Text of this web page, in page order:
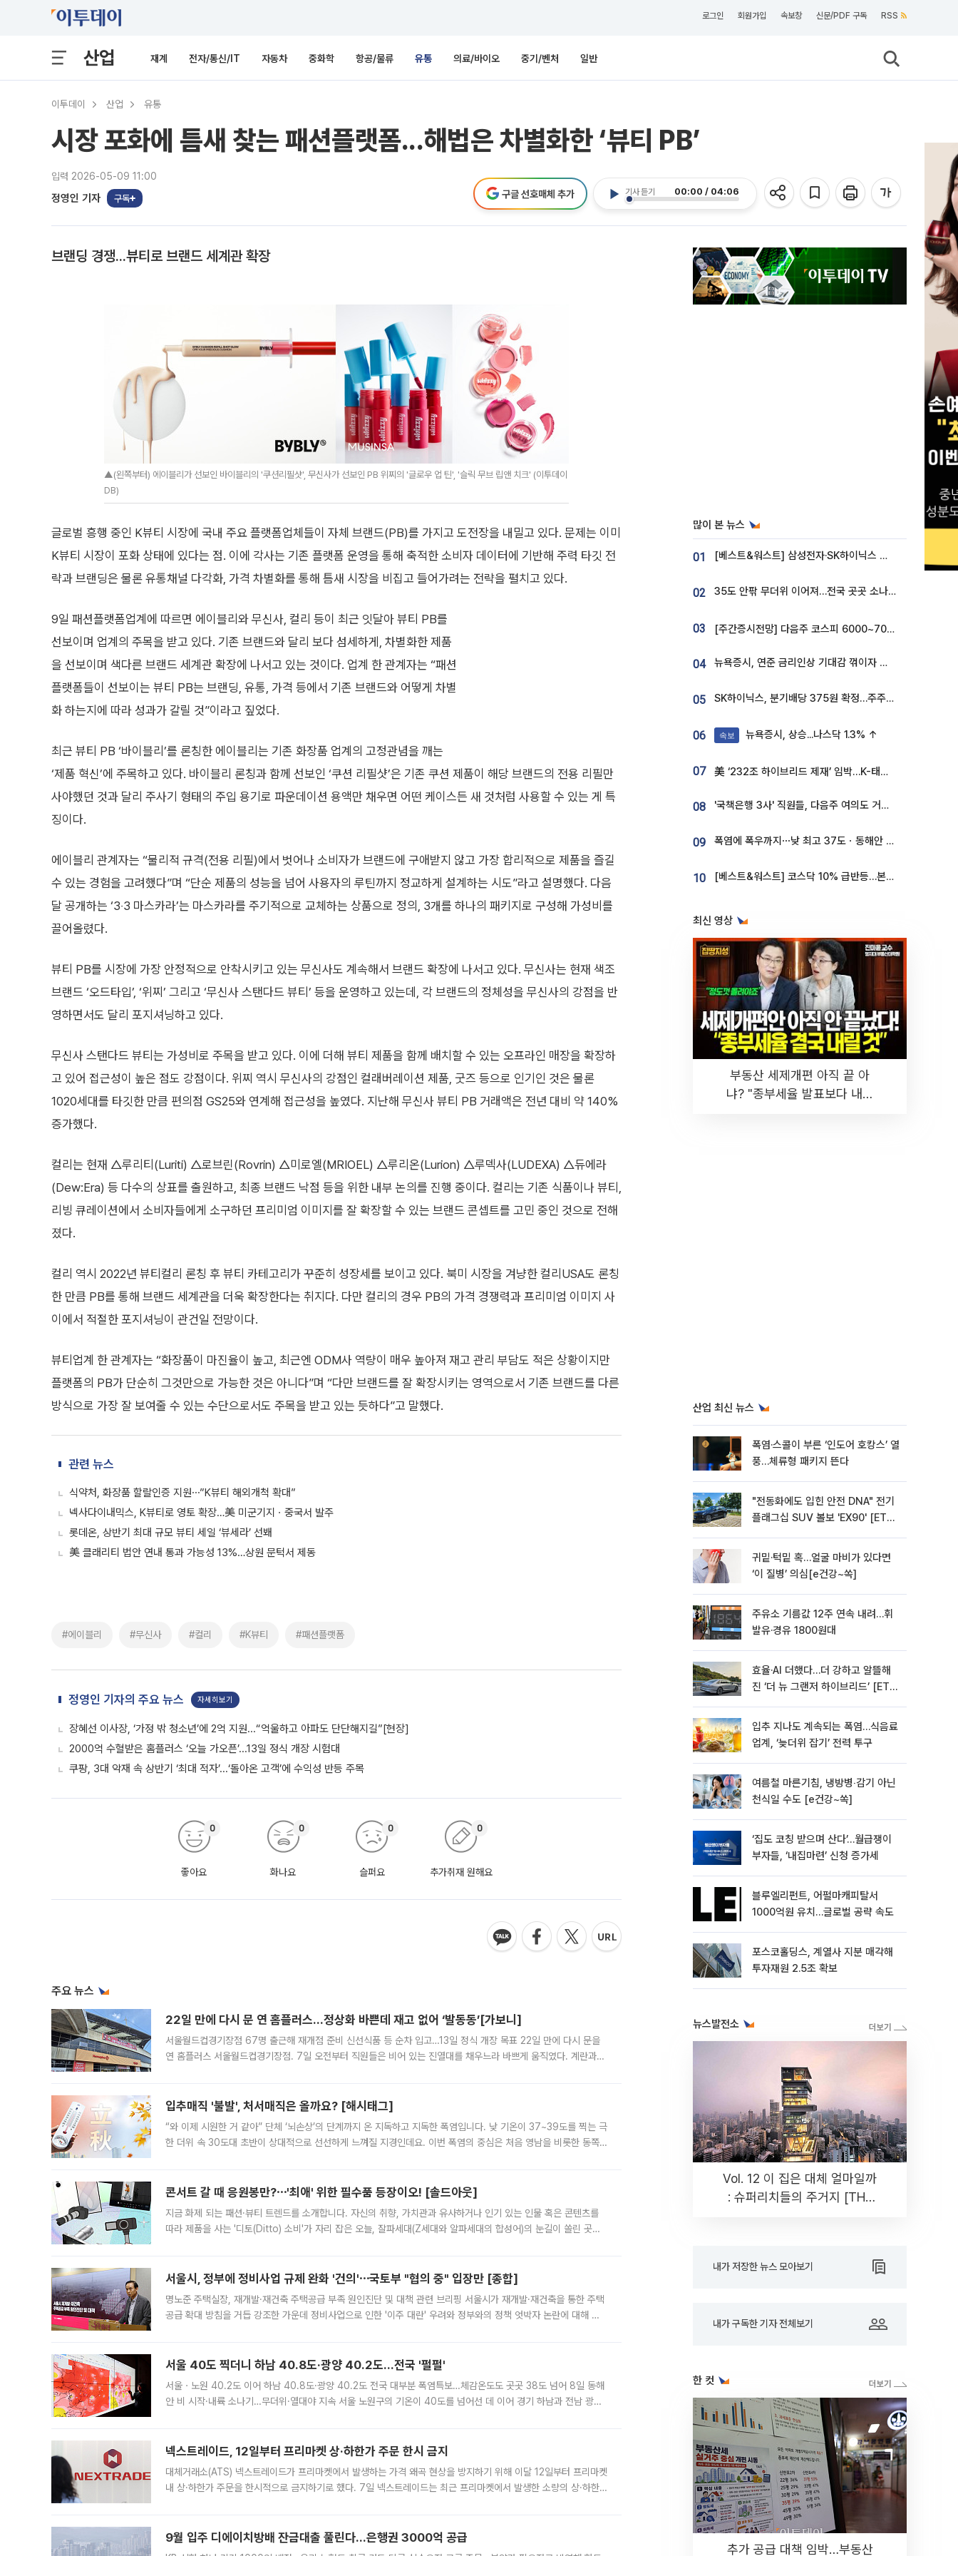
로그인 회원가입 속보창 신문/PDF 구독 RSS
산업 재계 전자/통신/IT 자동차 중화학 항공/물류 유통 의료/바이오 중기/벤처 일반
이투데이 산업 유통
시장 포화에 틈새 찾는 패션플랫폼...해법은 차별화한 ‘뷰티 PB’
입력 2026-05-09 11:00
정영인 기자 구독
기사 듣기 00:00 / 04:06
구글 선호매체 추가
브랜딩 경쟁...뷰티로 브랜드 세계관 확장
▲(왼쪽부터) 에이블리가 선보인 바이블리의 '쿠션리필샷', 무신사가 선보인 PB 위찌의 '글로우 업 틴', '슬릭 무브 립앤 치크' (이투데이
DB)
글로벌 흥행 중인 K뷰티 시장에 국내 주요 플랫폼업체들이 자체 브랜드(PB)를 가지고 도전장을 내밀고 있다. 문제는 이미
K뷰티 시장이 포화 상태에 있다는 점. 이에 각사는 기존 플랫폼 운영을 통해 축적한 소비자 데이터에 기반해 주력 타깃 전
략과 브랜딩은 물론 유통채널 다각화, 가격 차별화를 통해 틈새 시장을 비집고 들어가려는 전략을 펼치고 있다.
9일 패션플랫폼업계에 따르면 에이블리와 무신사, 컬리 등이 최근 잇달아 뷰티 PB를
선보이며 업계의 주목을 받고 있다. 기존 브랜드와 달리 보다 섬세하게, 차별화한 제품
을 선보이며 색다른 브랜드 세계관 확장에 나서고 있는 것이다. 업계 한 관계자는 “패션
플랫폼들이 선보이는 뷰티 PB는 브랜딩, 유통, 가격 등에서 기존 브랜드와 어떻게 차별
화 하는지에 따라 성과가 갈릴 것”이라고 짚었다.
최근 뷰티 PB ‘바이블리’를 론칭한 에이블리는 기존 화장품 업계의 고정관념을 깨는
‘제품 혁신’에 주목하고 있다. 바이블리 론칭과 함께 선보인 ‘쿠션 리필샷’은 기존 쿠션 제품이 해당 브랜드의 전용 리필만
사야했던 것과 달리 주사기 형태의 주입 용기로 파운데이션 용액만 채우면 어떤 케이스든 새 것처럼 사용할 수 있는 게 특
징이다.
에이블리 관계자는 “물리적 규격(전용 리필)에서 벗어나 소비자가 브랜드에 구애받지 않고 가장 합리적으로 제품을 즐길
수 있는 경험을 고려했다”며 “단순 제품의 성능을 넘어 사용자의 루틴까지 정교하게 설계하는 시도”라고 설명했다. 다음
달 공개하는 ‘3‧3 마스카라’는 마스카라를 주기적으로 교체하는 상품으로 정의, 3개를 하나의 패키지로 구성해 가성비를
끌어올렸다.
뷰티 PB를 시장에 가장 안정적으로 안착시키고 있는 무신사도 계속해서 브랜드 확장에 나서고 있다. 무신사는 현재 색조
브랜드 ‘오드타입’, ‘위찌’ 그리고 ‘무신사 스탠다드 뷰티’ 등을 운영하고 있는데, 각 브랜드의 정체성을 무신사의 강점을 반
영하면서도 달리 포지셔닝하고 있다.
무신사 스탠다드 뷰티는 가성비로 주목을 받고 있다. 이에 더해 뷰티 제품을 함께 배치할 수 있는 오프라인 매장을 확장하
고 있어 접근성이 높은 점도 강점이다. 위찌 역시 무신사의 강점인 컬래버레이션 제품, 굿즈 등으로 인기인 것은 물론
1020세대를 타깃한 만큼 편의점 GS25와 연계해 접근성을 높였다. 지난해 무신사 뷰티 PB 거래액은 전년 대비 약 140%
증가했다.
컬리는 현재 △루리티(Luriti) △로브린(Rovrin) △미로엘(MRIOEL) △루리온(Lurion) △루덱사(LUDEXA) △듀에라
(Dew:Era) 등 다수의 상표를 출원하고, 최종 브랜드 낙점 등을 위한 내부 논의를 진행 중이다. 컬리는 기존 식품이나 뷰티,
리빙 큐레이션에서 소비자들에게 소구하던 프리미엄 이미지를 잘 확장할 수 있는 브랜드 콘셉트를 고민 중인 것으로 전해
졌다.
컬리 역시 2022년 뷰티컬리 론칭 후 뷰티 카테고리가 꾸준히 성장세를 보이고 있다. 북미 시장을 겨냥한 컬리USA도 론칭
한 만큼 PB를 통해 브랜드 세계관을 더욱 확장한다는 취지다. 다만 컬리의 경우 PB의 가격 경쟁력과 프리미엄 이미지 사
이에서 적절한 포지셔닝이 관건일 전망이다.
뷰티업계 한 관계자는 “화장품이 마진율이 높고, 최근엔 ODM사 역량이 매우 높아져 재고 관리 부담도 적은 상황이지만
플랫폼의 PB가 단순히 그것만으로 가능한 것은 아니다”며 “다만 브랜드를 잘 확장시키는 영역으로서 기존 브랜드를 다른
방식으로 가장 잘 보여줄 수 있는 수단으로서도 주목을 받고 있는 듯하다”고 말했다.
관련 뉴스
식약처, 화장품 할랄인증 지원⋯”K뷰티 해외개척 확대”
넥사다이내믹스, K뷰티로 영토 확장…美 미군기지ㆍ중국서 발주
롯데온, 상반기 최대 규모 뷰티 세일 ‘뷰세라’ 선봬
美 클래리티 법안 연내 통과 가능성 13%…상원 문턱서 제동
#에이블리 #무신사 #컬리 #K뷰티 #패션플랫폼
정영인 기자의 주요 뉴스 자세히보기
장혜선 이사장, ‘가정 밖 청소년’에 2억 지원...“억울하고 아파도 단단해지길”[현장]
2000억 수혈받은 홈플러스 ‘오늘 가오픈’...13일 정식 개장 시험대
쿠팡, 3대 악재 속 상반기 ‘최대 적자’...‘돌아온 고객’에 수익성 반등 주목
좋아요
0
화나요
0
슬퍼요
0
추가취재 원해요
0
주요 뉴스
22일 만에 다시 문 연 홈플러스…정상화 바쁜데 재고 없어 ‘발동동’[가보니]
서울월드컵경기장점 67명 출근해 재개점 준비 신선식품 등 순차 입고…13일 정식 개장 목표 22일 만에 다시 문을
연 홈플러스 서울월드컵경기장점. 7일 오전부터 직원들은 비어 있는 진열대를 채우느라 바쁘게 움직였다. 계란과
입추매직 '불발', 처서매직은 올까요? [해시태그]
“와 이제 시원한 거 같아” 단체 ‘뇌손상’의 단계까지 온 지독하고 지독한 폭염입니다. 낮 기온이 37~39도를 찍는 극
한 더위 속 30도대 초반이 상대적으로 선선하게 느껴질 지경인데요. 이번 폭염의 중심은 처음 영남을 비롯한 동쪽
콘서트 갈 때 응원봉만?⋯'최애' 위한 필수품 등장이오! [솔드아웃]
지금 화제 되는 패션·뷰티 트렌드를 소개합니다. 자신의 취향, 가치관과 유사하거나 인기 있는 인물 혹은 콘텐츠를
따라 제품을 사는 '디토(Ditto) 소비'가 자리 잡은 오늘, 잘파세대(Z세대와 알파세대의 합성어)의 눈길이 쏠린 곳은
서울시, 정부에 정비사업 규제 완화 '건의'⋯국토부 "협의 중" 입장만 [종합]
명노준 주택실장, 재개발·재건축 주택공급 부족 원인진단 및 대책 관련 브리핑 서울시가 재개발·재건축을 통한 주택
공급 확대 방침을 거듭 강조한 가운데 정비사업으로 인한 '이주 대란' 우려와 정부와의 정책 엇박자 논란에 대해 정
서울 40도 찍더니 하남 40.8도·광양 40.2도…전국 '펄펄'
서울ㆍ노원 40.2도 이어 하남 40.8도·광양 40.2도 전국 대부분 폭염특보…체감온도도 곳곳 38도 넘어 8일 동해
안 비 시작·내륙 소나기…무더위·열대야 지속 서울 노원구의 기온이 40도를 넘어선 데 이어 경기 하남과 전남 광양
넥스트레이드, 12일부터 프리마켓 상·하한가 주문 한시 금지
대체거래소(ATS) 넥스트레이드가 프리마켓에서 발생하는 가격 왜곡 현상을 방지하기 위해 이달 12일부터 프리마켓
내 상·하한가 주문을 한시적으로 금지하기로 했다. 7일 넥스트레이드는 최근 프리마켓에서 발생한 소량의 상·하한
9월 입주 디에이치방배 잔금대출 풀린다…은행권 3000억 공급
많이 본 뉴스
01 [베스트&워스트] 삼성전자·SK하이닉스 밀린 한 주…상상인증권은 85% 급등
02 35도 안팎 무더위 이어져…전국 곳곳 소나기 [오늘 날씨]
03 [주간증시전망] 다음주 코스피 6000~7000⋯“外人 수급은 정책이 변수”
04 뉴욕증시, 연준 금리인상 기대감 꺾이자 상승...S&P500 사상 최고치 [종합]
05 SK하이닉스, 분기배당 375원 확정…주주환원책 9월로 앞당겨 발표
06 속보 뉴욕증시, 상승...나스닥 1.3% ↑
07 美 ‘232조 하이브리드 제재’ 임박…K-태양광, 불확실성 털고 날개 다나
08 '국책은행 3사' 직원들, 다음주 여의도 거리 나서는 까닭은
09 폭염에 폭우까지⋯낮 최고 37도ㆍ동해안 강한 비 [날씨]
10 [베스트&워스트] 코스닥 10% 급반등…본느, 최대주주 변경 기대에 270% 폭등
최신 영상
부동산 세제개편 아직 끝 아
냐? "종부세율 발표보다 내릴
산업 최신 뉴스
폭염·스콜이 부른 ‘인도어 호캉스’ 열
풍…체류형 패키지 뜬다
"전동화에도 입힌 안전 DNA" 전기
플래그십 SUV 볼보 'EX90' [ET의
귀밑·턱밑 혹…얼굴 마비가 있다면
‘이 질병’ 의심[e건강~쏙]
주유소 기름값 12주 연속 내려…휘
발유·경유 1800원대
효율·AI 더했다…더 강하고 알뜰해
진 ‘더 뉴 그랜저 하이브리드’ [ET의
입추 지나도 계속되는 폭염…식음료
업계, ‘늦더위 잡기’ 전력 투구
여름철 마른기침, 냉방병‧감기 아닌
천식일 수도 [e건강~쏙]
‘집도 코칭 받으며 산다’…월급쟁이
부자들, ‘내집마련’ 신청 증가세
블루엘리펀트, 어펄마캐피탈서
1000억원 유치…글로벌 공략 속도
포스코홀딩스, 계열사 지분 매각해
투자재원 2.5조 확보
뉴스발전소
Vol. 12 이 집은 대체 얼마일까
: 슈퍼리치들의 주거지 [THE
내가 저장한 뉴스 모아보기
내가 구독한 기자 전체보기
한 컷
추가 공급 대책 임박…부동산